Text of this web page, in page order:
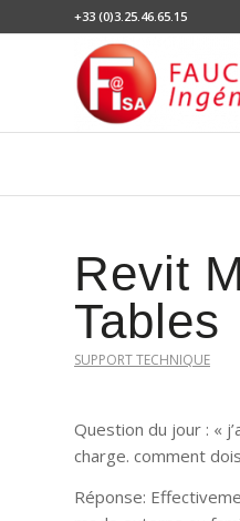
+33 (0)3.25.46.65.15
Revit
Tables
SUPPORT TECHNIQUE
Question du jour : «
charge. comment
Réponse: